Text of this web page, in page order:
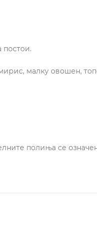
постои.
малку овошен,
полиња се